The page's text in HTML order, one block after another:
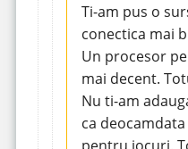
Ti-am pus o
conectica mai
Un procesor
mai decent.
Nu ti-am
ca